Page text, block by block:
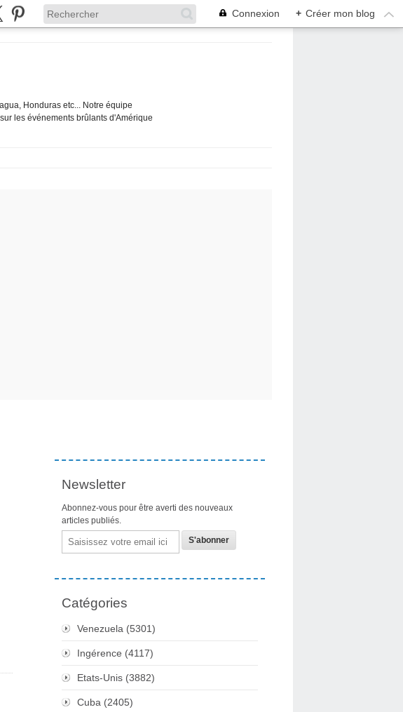
Connexion + Créer mon blog
Honduras etc... Notre équipe
les événements brûlants d'Amérique
Newsletter
Abonnez-vous pour être averti des nouveaux
articles publiés.
Email
Catégories
Venezuela (5301)
Ingérence (4117)
Etats-Unis (3882)
Cuba (2405)